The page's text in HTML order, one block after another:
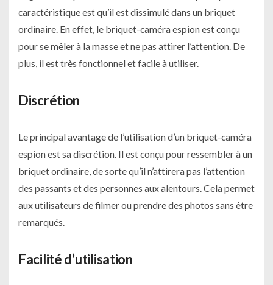
caractéristique est qu’il est dissimulé dans un briquet
ordinaire. En effet, le briquet-caméra espion est conçu
pour se mêler à la masse et ne pas attirer l’attention. De
plus, il est très fonctionnel et facile à utiliser.
Discrétion
Le principal avantage de l’utilisation d’un briquet-caméra
espion est sa discrétion. Il est conçu pour ressembler à un
briquet ordinaire, de sorte qu’il n’attirera pas l’attention
des passants et des personnes aux alentours. Cela permet
aux utilisateurs de filmer ou prendre des photos sans être
remarqués.
Facilité d’utilisation